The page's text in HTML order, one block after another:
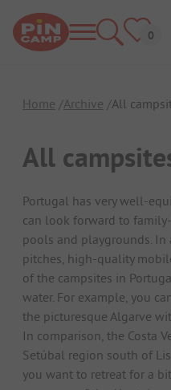
Home Archive All
All
Portugal has very well-
can look forward to
pools and playgrounds.
pitches, high-quality
of the campsites in
water. For example, you
the picturesque Algarve
In comparison, the Costa
Setúbal region south of
you want to retreat for a